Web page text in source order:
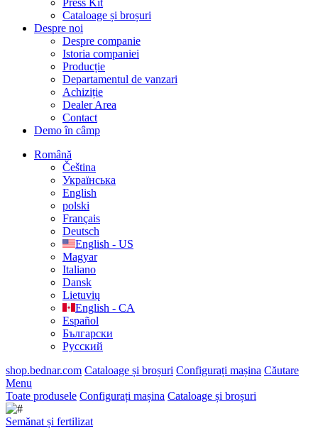
Press Kit
Cataloage și broșuri
Despre noi
Despre companie
Istoria companiei
Producție
Departamentul de vanzari
Achiziție
Dealer Area
Contact
Demo în câmp
Română
Čeština
Українська
English
polski
Français
Deutsch
English - US
Magyar
Italiano
Dansk
Lietuvių
English - CA
Español
Български
Русский
shop.bednar.com Cataloage și broșuri Configurați mașina Căutare
Menu
Toate produsele Configurați mașina Cataloage și broșuri
Semănat și fertilizat